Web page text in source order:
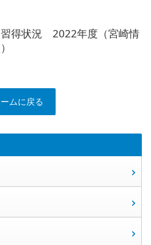
得状況 2022年度（宮崎情
ムに戻る